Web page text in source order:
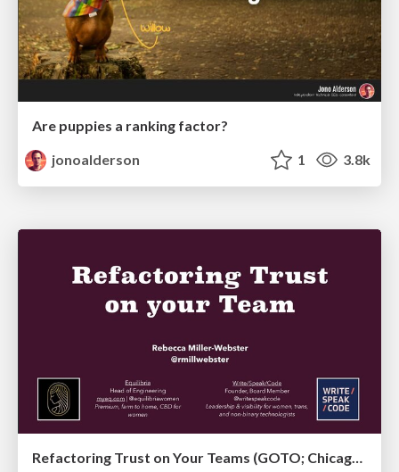
Are puppies a ranking factor?
jonoalderson
1 3.8k
Refactoring Trust on Your Teams (GOTO; Chicago 2020)